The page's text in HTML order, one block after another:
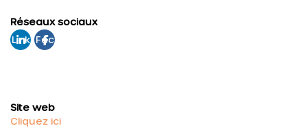
Réseaux sociaux
Link Fac
Site web
Cliquez ici